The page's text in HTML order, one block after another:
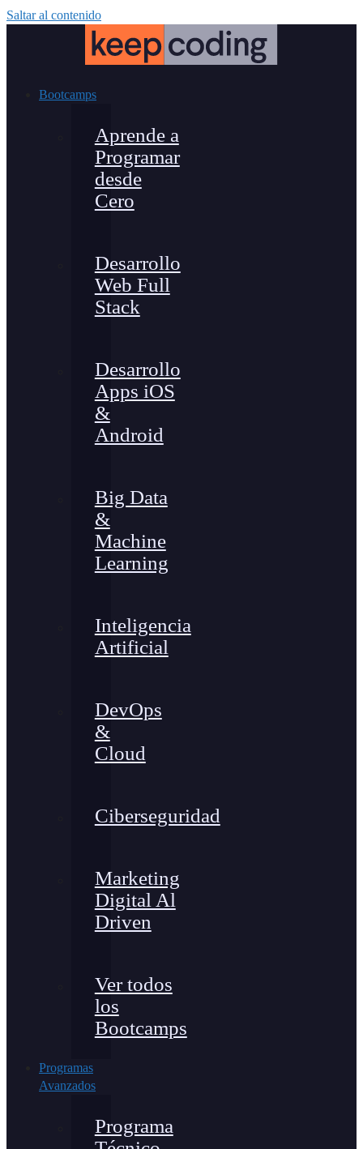
Saltar al contenido
Bootcamps
Aprende a
Programar
desde
Cero
Desarrollo
Web Full
Stack
Desarrollo
Apps iOS
&
Android
Big Data
&
Machine
Learning
Inteligencia
Artificial
DevOps
&
Cloud
Ciberseguridad
Marketing
Digital Al
Driven
Ver todos
los
Bootcamps
Programas
Avanzados
Programa